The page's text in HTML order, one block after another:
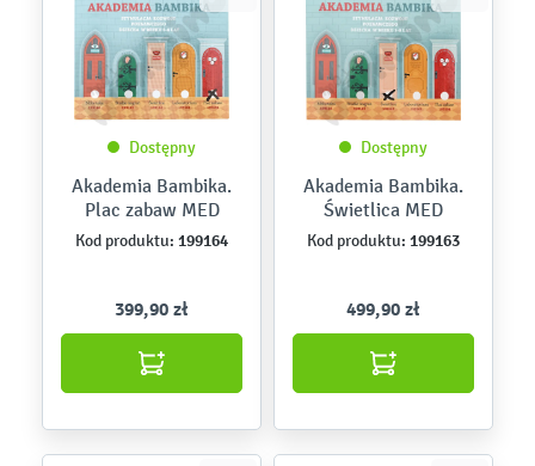
Dostępny
Akademia Bambika.
Plac zabaw MED
Kod produktu: 199164
399,90 zł
Dostępny
Akademia Bambika.
Świetlica MED
Kod produktu: 199163
499,90 zł